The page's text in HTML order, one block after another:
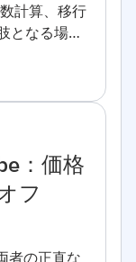
計算、移行
となる場合
：価格
フ
者の正直な